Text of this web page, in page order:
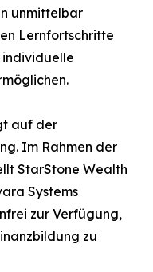
unmittelbar
Lernfortschritte
auf der
Im Rahmen der
StarStone Wealth
Systems
zur Verfügung,
zu